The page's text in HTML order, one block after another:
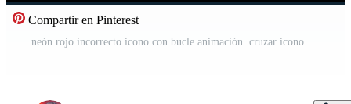
Compartir en Pinterest
neón rojo incorrecto icono con bucle animación. cruzar icono animación en negro antecedentes. Vídeo Gratis